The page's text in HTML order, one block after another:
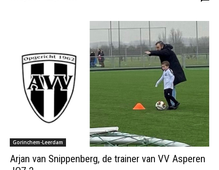
Gorinchem-Leerdam
Arjan van Snippenberg, de trainer van VV Asperen